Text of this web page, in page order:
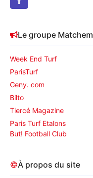
Le groupe Matchem
Week End Turf
ParisTurf
Geny. com
Bilto
Tiercé Magazine
Paris Turf Etalons
But! Football Club
À propos du site